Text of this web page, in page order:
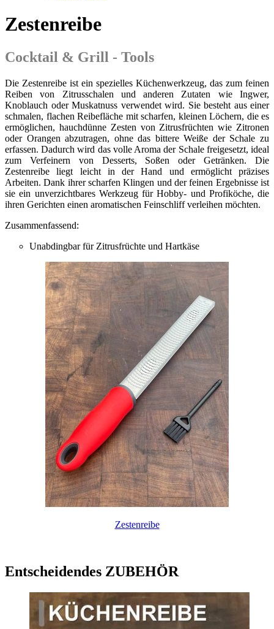
Zestenreibe
Cocktail & Grill - Tools
Die Zestenreibe ist ein spezielles Küchenwerkzeug, das zum feinen
Reiben von Zitrusschalen und anderen Zutaten wie Ingwer,
Knoblauch oder Muskatnuss verwendet wird. Sie besteht aus einer
schmalen, flachen Reibefläche mit scharfen, kleinen Löchern, die es
ermöglichen, hauchdünne Zesten von Zitrusfrüchten wie Zitronen
oder Orangen abzutragen, ohne das bittere Weiße der Schale zu
erfassen. Dadurch wird das volle Aroma der Schale freigesetzt, ideal
zum Verfeinern von Desserts, Soßen oder Getränken. Die
Zestenreibe liegt leicht in der Hand und ermöglicht präzises
Arbeiten. Dank ihrer scharfen Klingen und der feinen Ergebnisse ist
sie ein unverzichtbares Werkzeug für Hobby- und Profiköche, die
ihren Gerichten einen aromatischen Feinschliff verleihen möchten.
Zusammenfassend:
Unabdingbar für Zitrusfrüchte und Hartkäse
Zestenreibe
Entscheidendes ZUBEHÖR